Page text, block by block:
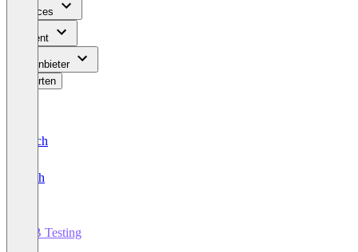
Services
Content
Für Anbieter
Bewerten
Deutsch
English
A/B Testing